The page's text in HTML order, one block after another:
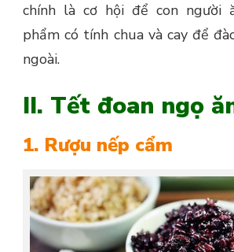
chính là cơ hội để con người
phẩm có tính chua và cay để
ngoài.
II. Tết đoan ngọ
1. Rượu nếp cẩm